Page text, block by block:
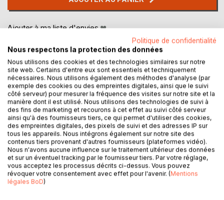
Ajouter à ma liste d'envies
DESCRIPTION
Nonostante i progressi di oggi, le persone invecchiano. Gli
anni passano e il tempo prende il sopravvento e sembra
che l'invecchiamento sia praticamente inevitabile... Ma se
non fosse così? Potremmo non essere capaci di fermare il
tempo, ma se potessimo rallentare o addirittura invertire gli
Politique de confidentialité
Nous respectons la protection des données
Nous utilisons des cookies et des technologies similaires sur notre
site web. Certains d'entre eux sont essentiels et techniquement
nécessaires. Nous utilisons également des méthodes d'analyse (par
exemple des cookies ou des empreintes digitales, ainsi que le suivi
côté serveur) pour mesurer la fréquence des visites sur notre site et la
manière dont il est utilisé. Nous utilisons des technologies de suivi à
des fins de marketing et recourons à cet effet au suivi côté serveur
ainsi qu'à des fournisseurs tiers, ce qui permet d'utiliser des cookies,
des empreintes digitales, des pixels de suivi et des adresses IP sur
tous les appareils. Nous intégrons également sur notre site des
contenus tiers provenant d'autres fournisseurs (plateformes vidéo).
Nous n'avons aucune influence sur le traitement ultérieur des données
et sur un éventuel tracking par le fournisseur tiers. Par votre réglage,
vous acceptez les processus décrits ci-dessus. Vous pouvez
révoquer votre consentement avec effet pour l'avenir. (Mentions
légales BoD)